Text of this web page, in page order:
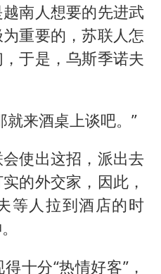
南人想要的先进武
重要的，苏联人怎
于是，乌斯季诺夫
就来酒桌上谈吧。”
使出这招，派出去
的外交家，因此，
等人拉到酒店的时
十分“热情好客”，